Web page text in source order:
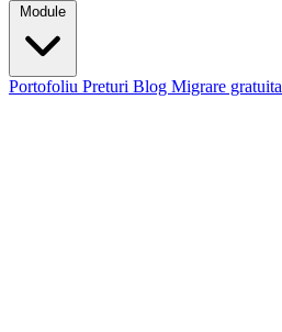
Module
Portofoliu Preturi Blog Migrare gratuita